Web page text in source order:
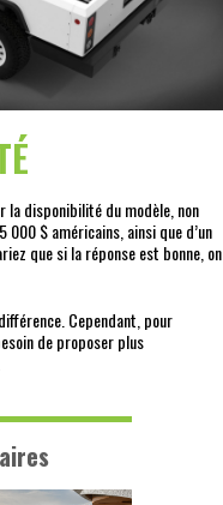
la disponibilité du modèle, non
000 $ américains, ainsi que d’un
que si la réponse est bonne, on
Cependant, pour
de proposer plus